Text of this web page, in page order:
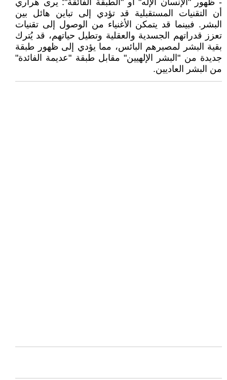
- ظهور "الإنسان الإله" أو "الطبقة الفائقة": يرى هراري
أن التقنيات المستقبلية قد تؤدي إلى تباين هائل بين
البشر. فبينما قد يتمكن الأغنياء من الوصول إلى تقنيات
تعزز قدراتهم الجسدية والعقلية وتطيل حياتهم، قد يُترك
بقية البشر لمصيرهم البائس، مما يؤدي إلى ظهور طبقة
جديدة من "البشر الإلهيين" مقابل طبقة "عديمة الفائدة"
من البشر العاديين.